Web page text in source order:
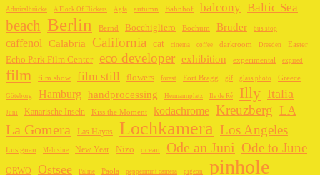
Admiralbrücke A Flock Of Flickers Agfa autumn Bahnhof balcony Baltic Sea
beach Berlin Bernd Bocchigliero Bochum Bruder bus stop
caffenol Calabria California cat cinema coffee darkroom Dresden Easter
Echo Park Film Center eco developer exhibition experimental expired
film film show film still flowers forest Fort Bragg gif glass photo Greece
Göteborg Hamburg handprocessing Hermannplatz Ile de Ré Illy Italia
Juni Kanarische Inseln Kiss the Moment kodachrome Kreuzberg LA
La Gomera Las Hayas Lochkamera Los Angeles
Lusignan Melusine New Year Nizo ocean Ode an Juni Ode to June
ORWO Ostsee Palme Paola peppermint camera pigeon pinhole